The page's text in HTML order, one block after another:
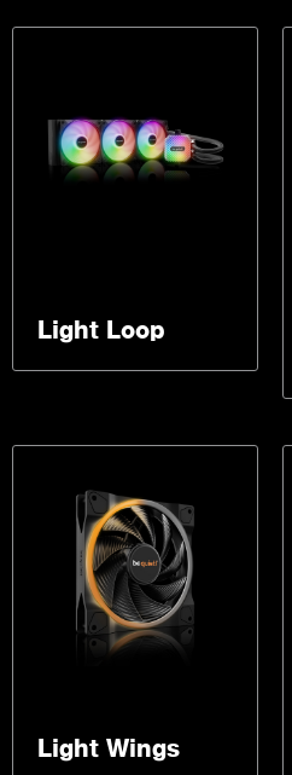
Light Loop
Light Wings